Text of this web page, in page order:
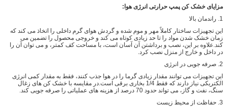
مزایای خشک کن پمپ حرارتی انرژی هوا:
1. راندمان بالا
این تجهیزات ساختار کاملاً مهر و موم شده و گردش هوای گرم داخلی را اتخاذ می کند که
زمان خشک شدن مواد را تا حد زیادی کوتاه می کند و خروجی محصول را تضمین می
کند.علاوه بر این، نصب و برداشتن آن آسان است، با مساحت کف کمتر، و می توان آن را
در داخل و خارج از منزل نصب کرد.
2. صرفه جویی در انرژی
این تجهیزات می توانند مقدار زیادی گرما را در هوا جذب کنند، فقط به مقدار کمی انرژی
الکتریکی نیاز دارند که فقط 1/4 بخاری برقی است.در مقایسه با خشک کن های زغال
سنگ، نفت و گاز، می تواند حدود 70 درصد از هزینه های عملیاتی را صرفه جویی کند.
3. حفاظت از محیط زیست